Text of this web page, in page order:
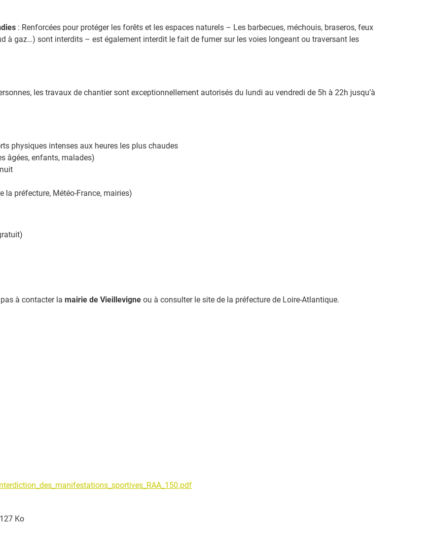
: Renforcées pour protéger les forêts et les espaces naturels – Les barbecues, méchouis, braseros, feux
à gaz…) sont interdits – est également interdit le fait de fumer sur les voies longeant ou traversant les
les travaux de chantier sont exceptionnellement autorisés du lundi au vendredi de 5h à 22h jusqu’à
physiques intenses aux heures les plus chaudes
âgées, enfants, malades)
la préfecture, Météo-France, mairies)
à contacter la mairie de Vieillevigne ou à consulter le site de la préfecture de Loire-Atlantique.
127 Ko